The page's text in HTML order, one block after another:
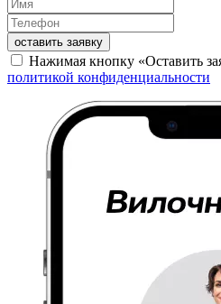
оставить заявку
Нажимая кнопку «Оставить
политикой конфиденциальности